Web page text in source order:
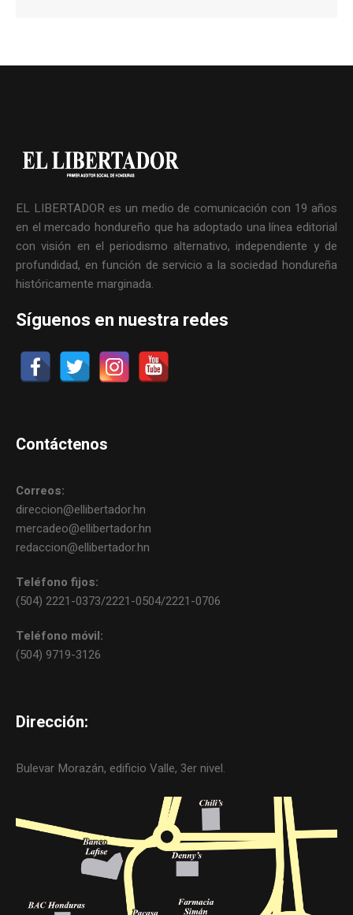
EL LIBERTADOR es un medio de comunicación con 19 años
en el mercado hondureño que ha adoptado una línea editorial
con visión en el periodismo alternativo, independiente y de
profundidad, en función de servicio a la sociedad hondureña
históricamente marginada.
Síguenos en nuestra redes
Contáctenos
Correos:
direccion@ellibertador.hn
mercadeo@ellibertador.hn
redaccion@ellibertador.hn
Teléfono fijos:
(504) 2221-0373/2221-0504/2221-0706
Teléfono móvil:
(504) 9719-3126
Dirección:
Bulevar Morazán, edificio Valle, 3er nivel.